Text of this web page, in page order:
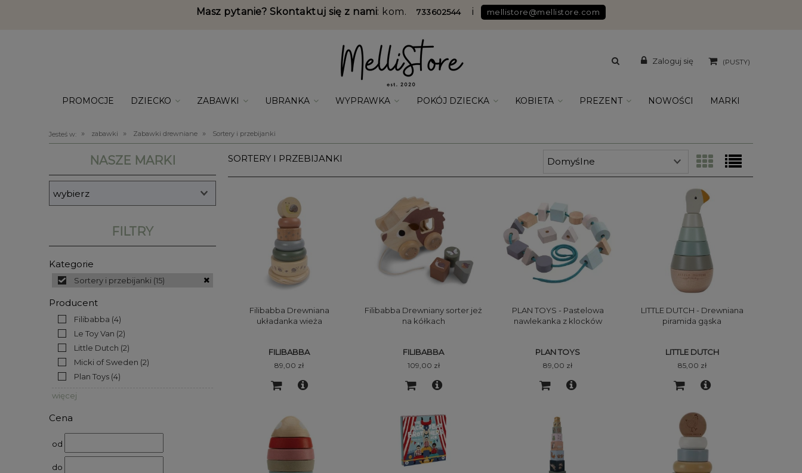
Masz pytanie? Skontaktuj się z nami: kom. 733602544 i mellistore@mellistore.com
(PUSTY)
Zaloguj się
PROMOCJE DZIECKO ZABAWKI UBRANKA WYPRAWKA POKÓJ DZIECKA KOBIETA PREZENT NOWOŚCI MARKI
Jesteś w: » zabawki » Zabawki drewniane » Sortery i przebijanki
NASZE MARKI
FILTRY
Kategorie
Sortery i przebijanki (15)
Producent
Filibabba (4)
Le Toy Van (2)
Little Dutch (2)
Micki of Sweden (2)
Plan Toys (4)
więcej
Cena
od
do
SORTERY I PRZEBIJANKI
Filibabba Drewniana
układanka wieża
FILIBABBA
89,00 zł
Filibabba Drewniany sorter jeż
na kółkach
FILIBABBA
109,00 zł
PLAN TOYS - Pastelowa
nawlekanka z klocków
PLAN TOYS
89,00 zł
LITTLE DUTCH - Drewniana
piramida gąska
LITTLE DUTCH
85,00 zł